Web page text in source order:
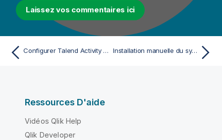
Laissez vos commentaires ici
Configurer Talend Activity Monitoring Console dans Talend Administration Center Installation manuelle du système de gestion des règles métier (BRMS) Drools
Ressources D'aide
Vidéos Qlik Help
Qlik Developer